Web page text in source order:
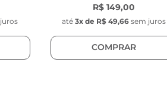
R$ 149,00
até 3x de R$ 49,66 sem juros
COMPRAR